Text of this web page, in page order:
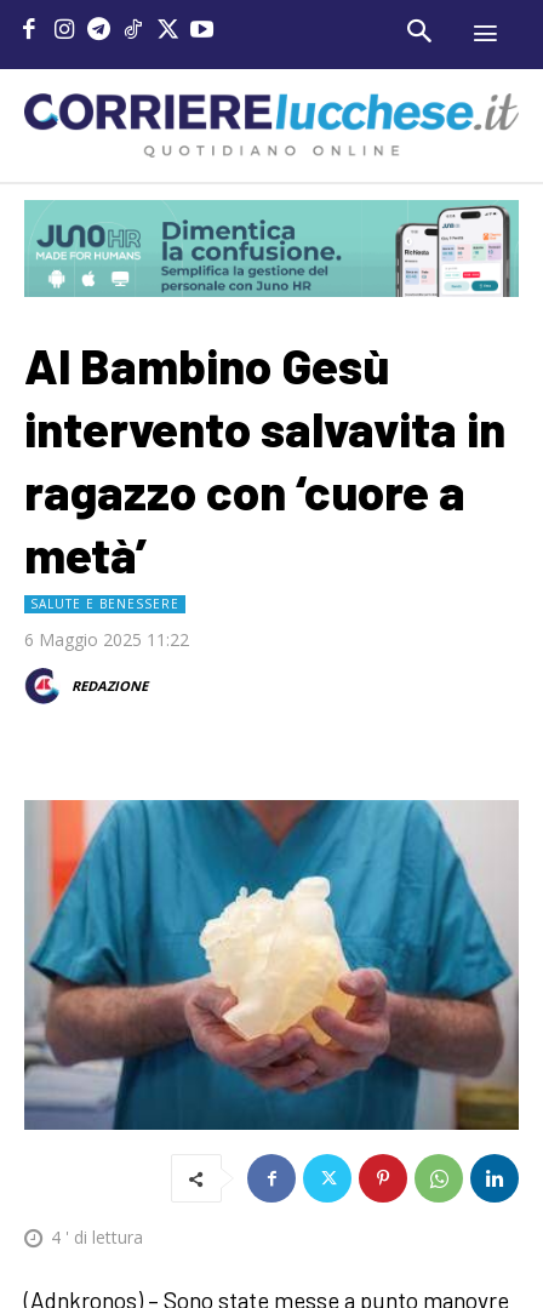
Al Bambino Gesù
intervento salvavita in
ragazzo con ‘cuore a
metà’
SALUTE E BENESSERE
6 Maggio 2025 11:22
REDAZIONE
4 ' di lettura
(Adnkronos) – Sono state messe a punto manovre